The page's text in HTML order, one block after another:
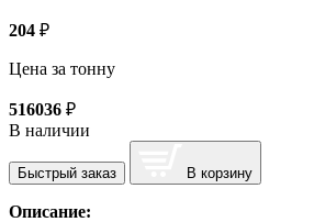
204 ₽
Цена за тонну
516036 ₽
В наличии
Быстрый заказ В корзину
Описание: